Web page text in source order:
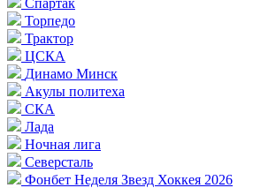
Спартак
Торпедо
Трактор
ЦСКА
Динамо Минск
Акулы политеха
СКА
Лада
Ночная лига
Северсталь
Фонбет Неделя Звезд Хоккея 2026